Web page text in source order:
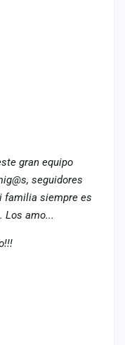
gran equipo
seguidores
familia siempre es
Los amo...